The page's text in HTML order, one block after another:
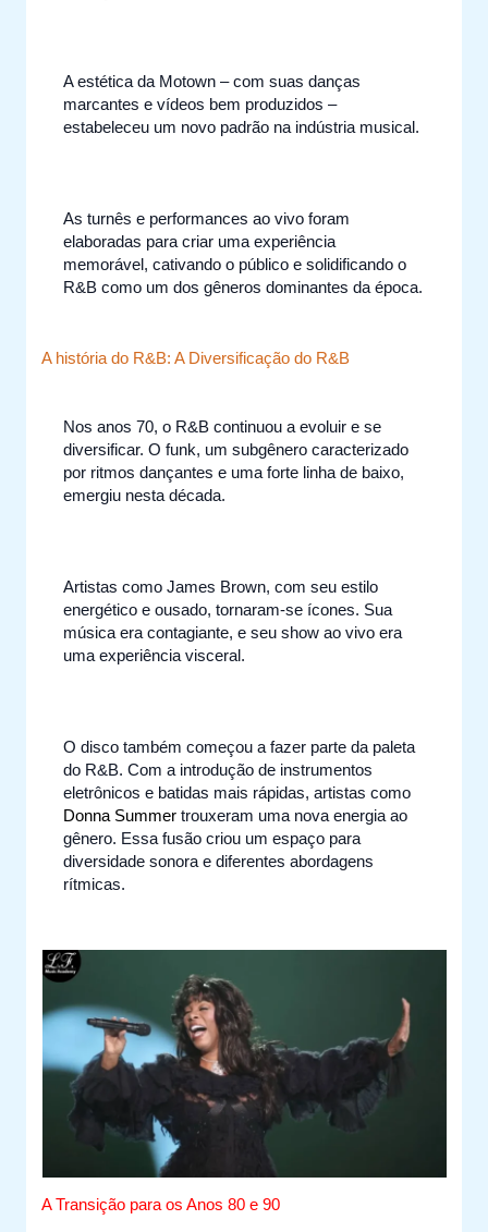
A estética da Motown – com suas danças
marcantes e vídeos bem produzidos –
estabeleceu um novo padrão na indústria musical.
As turnês e performances ao vivo foram
elaboradas para criar uma experiência
memorável, cativando o público e solidificando o
R&B como um dos gêneros dominantes da época.
A história do R&B: A Diversificação do R&B
Nos anos 70, o R&B continuou a evoluir e se
diversificar. O funk, um subgênero caracterizado
por ritmos dançantes e uma forte linha de baixo,
emergiu nesta década.
Artistas como James Brown, com seu estilo
energético e ousado, tornaram-se ícones. Sua
música era contagiante, e seu show ao vivo era
uma experiência visceral.
O disco também começou a fazer parte da paleta
do R&B. Com a introdução de instrumentos
eletrônicos e batidas mais rápidas, artistas como
Donna Summer trouxeram uma nova energia ao
gênero. Essa fusão criou um espaço para
diversidade sonora e diferentes abordagens
rítmicas.
A Transição para os Anos 80 e 90